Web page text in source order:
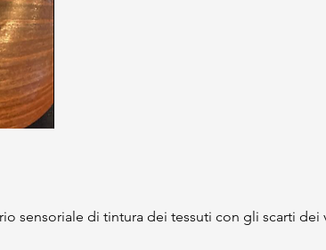
sensoriale di tintura dei tessuti con gli scarti dei